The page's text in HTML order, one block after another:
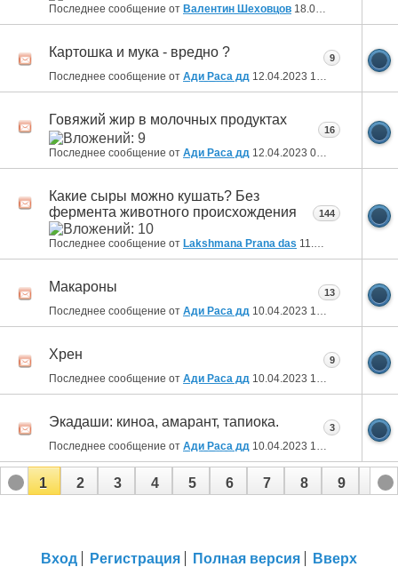
Последнее сообщение от Валентин Шеховцов 18.05.2023
Картошка и мука - вредно ?
Последнее сообщение от Ади Раса дд 12.04.2023 19:19
9
Говяжий жир в молочных продуктах
Последнее сообщение от Ади Раса дд 12.04.2023 09:54
16
Какие сыры можно кушать? Без
фермента животного происхождения
Последнее сообщение от Lakshmana Prana das 11.04.2023
144
Макароны
Последнее сообщение от Ади Раса дд 10.04.2023 13:39
13
Хрен
Последнее сообщение от Ади Раса дд 10.04.2023 13:26
9
Экадаши: киноа, амарант, тапиока.
Последнее сообщение от Ади Раса дд 10.04.2023 13:22
3
1 2 3 4 5 6 7 8 9 10
Вход Регистрация Полная версия Вверх